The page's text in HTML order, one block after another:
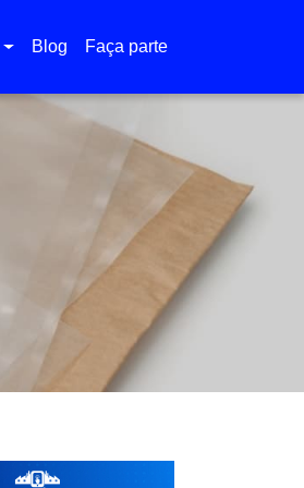
Blog Faça parte